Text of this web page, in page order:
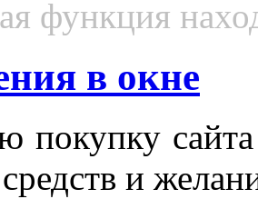
функция
в окне
по­куп­ку
и